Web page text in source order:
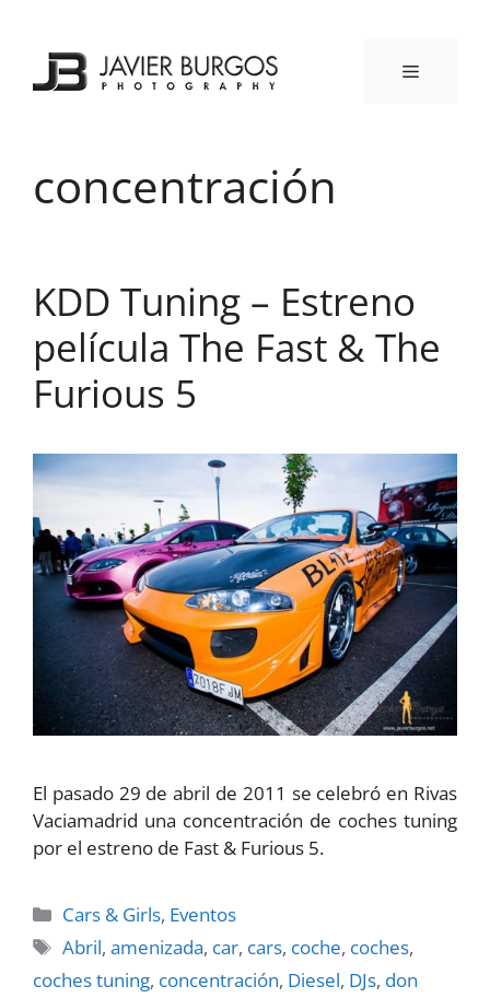
contenido
MENÚ
concentración
KDD Tuning – Estreno
película The Fast & The
Furious 5
El pasado 29 de abril de 2011 se celebró en Rivas
Vaciamadrid una concentración de coches tuning
por el estreno de Fast & Furious 5.
Categorías
Cars & Girls, Eventos
Etiquetas
Abril,amenizada, car, cars, coche, coches,
coches tuning, concentración, Diesel, DJs, don